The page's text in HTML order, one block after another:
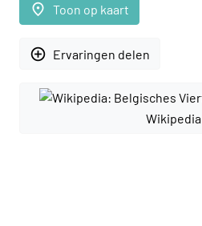
place Toon op kaart
add_circle_outline Ervaringen delen
Wikipedia